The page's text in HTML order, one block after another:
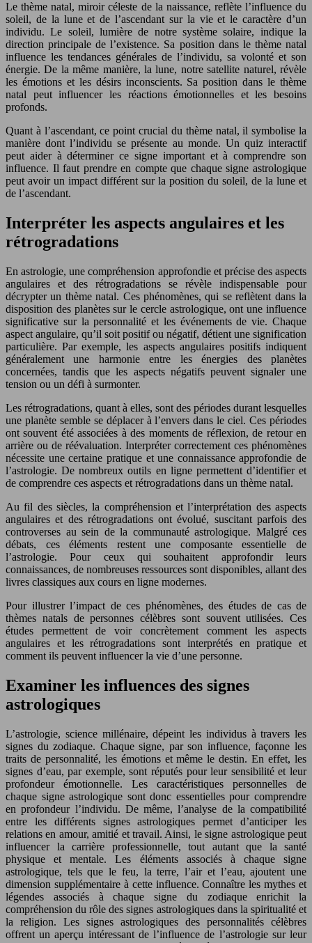
Le thème natal, miroir céleste de la naissance, reflète l’influence du
soleil, de la lune et de l’ascendant sur la vie et le caractère d’un
individu. Le soleil, lumière de notre système solaire, indique la
direction principale de l’existence. Sa position dans le thème natal
influence les tendances générales de l’individu, sa volonté et son
énergie. De la même manière, la lune, notre satellite naturel, révèle
les émotions et les désirs inconscients. Sa position dans le thème
natal peut influencer les réactions émotionnelles et les besoins
profonds.
Quant à l’ascendant, ce point crucial du thème natal, il symbolise la
manière dont l’individu se présente au monde. Un quiz interactif
peut aider à déterminer ce signe important et à comprendre son
influence. Il faut prendre en compte que chaque signe astrologique
peut avoir un impact différent sur la position du soleil, de la lune et
de l’ascendant.
Interpréter les aspects angulaires et les
rétrogradations
En astrologie, une compréhension approfondie et précise des aspects
angulaires et des rétrogradations se révèle indispensable pour
décrypter un thème natal. Ces phénomènes, qui se reflètent dans la
disposition des planètes sur le cercle astrologique, ont une influence
significative sur la personnalité et les événements de vie. Chaque
aspect angulaire, qu’il soit positif ou négatif, détient une signification
particulière. Par exemple, les aspects angulaires positifs indiquent
généralement une harmonie entre les énergies des planètes
concernées, tandis que les aspects négatifs peuvent signaler une
tension ou un défi à surmonter.
Les rétrogradations, quant à elles, sont des périodes durant lesquelles
une planète semble se déplacer à l’envers dans le ciel. Ces périodes
ont souvent été associées à des moments de réflexion, de retour en
arrière ou de réévaluation. Interpréter correctement ces phénomènes
nécessite une certaine pratique et une connaissance approfondie de
l’astrologie. De nombreux outils en ligne permettent d’identifier et
de comprendre ces aspects et rétrogradations dans un thème natal.
Au fil des siècles, la compréhension et l’interprétation des aspects
angulaires et des rétrogradations ont évolué, suscitant parfois des
controverses au sein de la communauté astrologique. Malgré ces
débats, ces éléments restent une composante essentielle de
l’astrologie. Pour ceux qui souhaitent approfondir leurs
connaissances, de nombreuses ressources sont disponibles, allant des
livres classiques aux cours en ligne modernes.
Pour illustrer l’impact de ces phénomènes, des études de cas de
thèmes natals de personnes célèbres sont souvent utilisées. Ces
études permettent de voir concrètement comment les aspects
angulaires et les rétrogradations sont interprétés en pratique et
comment ils peuvent influencer la vie d’une personne.
Examiner les influences des signes
astrologiques
L’astrologie, science millénaire, dépeint les individus à travers les
signes du zodiaque. Chaque signe, par son influence, façonne les
traits de personnalité, les émotions et même le destin. En effet, les
signes d’eau, par exemple, sont réputés pour leur sensibilité et leur
profondeur émotionnelle. Les caractéristiques personnelles de
chaque signe astrologique sont donc essentielles pour comprendre
en profondeur l’individu. De même, l’analyse de la compatibilité
entre les différents signes astrologiques permet d’anticiper les
relations en amour, amitié et travail. Ainsi, le signe astrologique peut
influencer la carrière professionnelle, tout autant que la santé
physique et mentale. Les éléments associés à chaque signe
astrologique, tels que le feu, la terre, l’air et l’eau, ajoutent une
dimension supplémentaire à cette influence. Connaître les mythes et
légendes associés à chaque signe du zodiaque enrichit la
compréhension du rôle des signes astrologiques dans la spiritualité et
la religion. Les signes astrologiques des personnalités célèbres
offrent un aperçu intéressant de l’influence de l’astrologie sur leur